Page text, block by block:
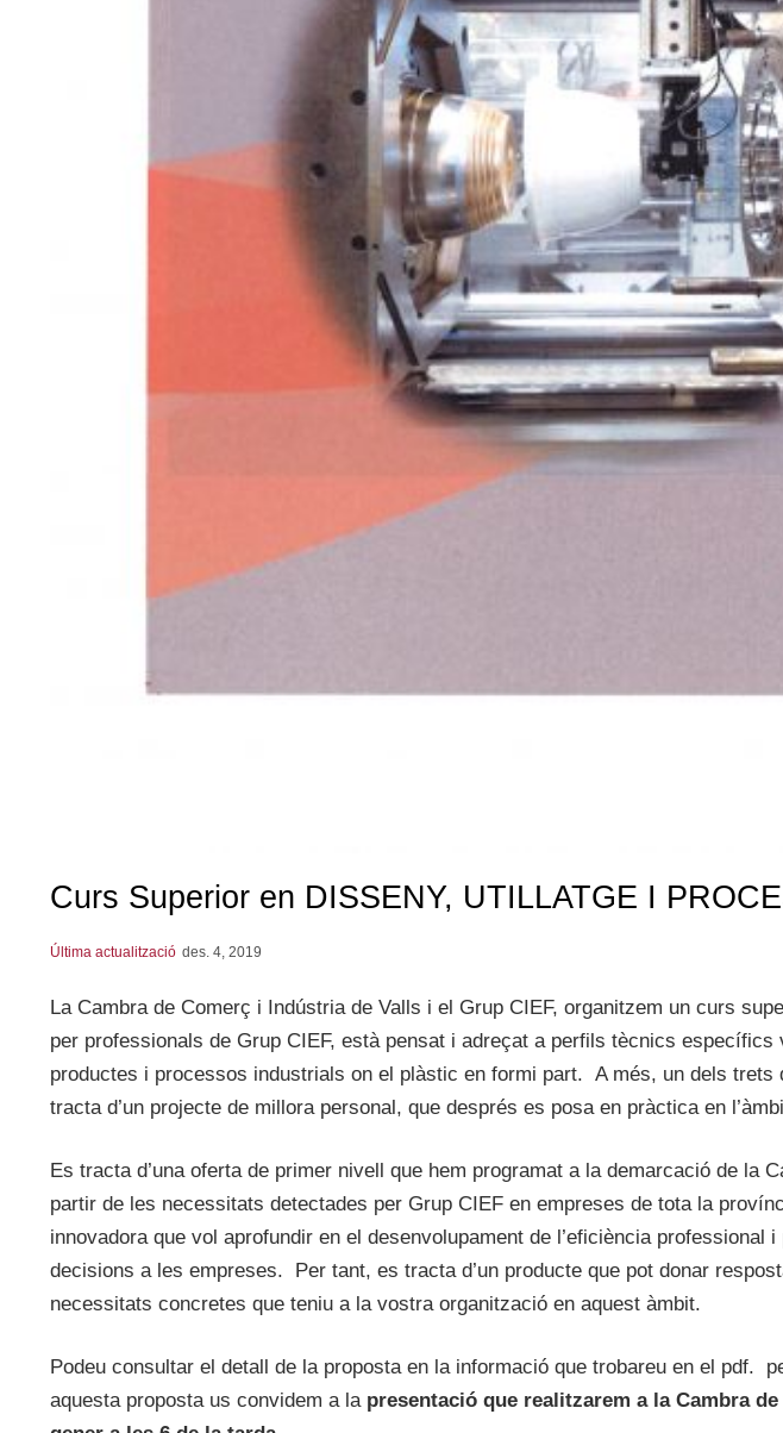
Curs Superior en DISSENY, UTILLATGE I
Última actualització des. 4, 2019
La Cambra de Comerç i Indústria de Valls i el Grup CIEF, organitzem un curs
per professionals de Grup CIEF, està pensat i adreçat a perfils tècnics específics
productes i processos industrials on el plàstic en formi part. A més, un dels trets
tracta d’un projecte de millora personal, que després es posa en pràctica en
Es tracta d’una oferta de primer nivell que hem programat a la demarcació de la
partir de les necessitats detectades per Grup CIEF en empreses de tota la
innovadora que vol aprofundir en el desenvolupament de l’eficiència professional
decisions a les empreses. Per tant, es tracta d’un producte que pot donar
necessitats concretes que teniu a la vostra organització en aquest àmbit.
Podeu consultar el detall de la proposta en la informació que trobareu en el pdf.
aquesta proposta us convidem a la presentació que realitzarem a la Cambra